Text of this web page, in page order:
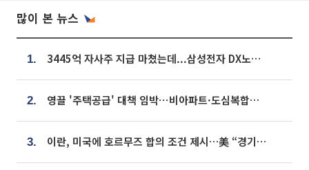
많이 본 뉴스
1. 3445억 자사주 지급 마쳤는데...삼성전자 DX노조, 뒤늦은 '떼쓰기 집회'
2. 영끌 '주택공급' 대책 임박⋯비아파트·도심복합까지 총동원
3. 이란, 미국에 호르무즈 합의 조건 제시…美 “경기 아직 안 끝나” [종합]